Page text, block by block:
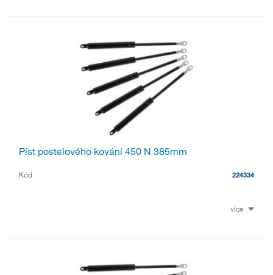
Píst postelového kování 450 N 385mm
Kód 224334
více